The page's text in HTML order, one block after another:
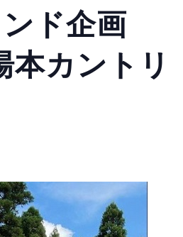
ド企画
本カントリ